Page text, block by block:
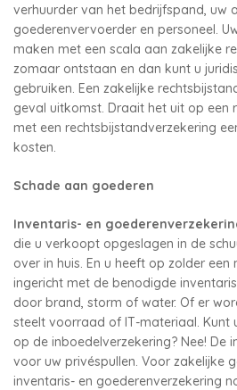
verhuurder van het bedrijfspand, uw
goederenvervoerder en personeel.
maken met een scala aan zakelijke
zomaar ontstaan en dan kunt u
gebruiken. Een zakelijke
geval uitkomst. Draait het uit op een
met een rechtsbijstandverzekering
kosten.
Schade aan goederen
Inventaris- en
die u verkoopt opgeslagen in de
over in huis. En u heeft op zolder
ingericht met de benodigde
door brand, storm of water. Of er
steelt voorraad of IT-materiaal. Kunt
op de inboedelverzekering? Nee! De
voor uw privéspullen. Voor zakelijke
inventaris- en goederenverzekering